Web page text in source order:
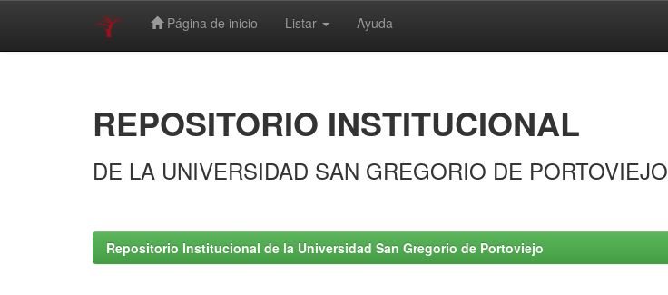
Página de inicio Listar Ayuda
REPOSITORIO INSTITUCIONAL
DE LA UNIVERSIDAD SAN GREGORIO DE PORTOVIEJO
Repositorio Institucional de la Universidad San Gregorio de Portoviejo